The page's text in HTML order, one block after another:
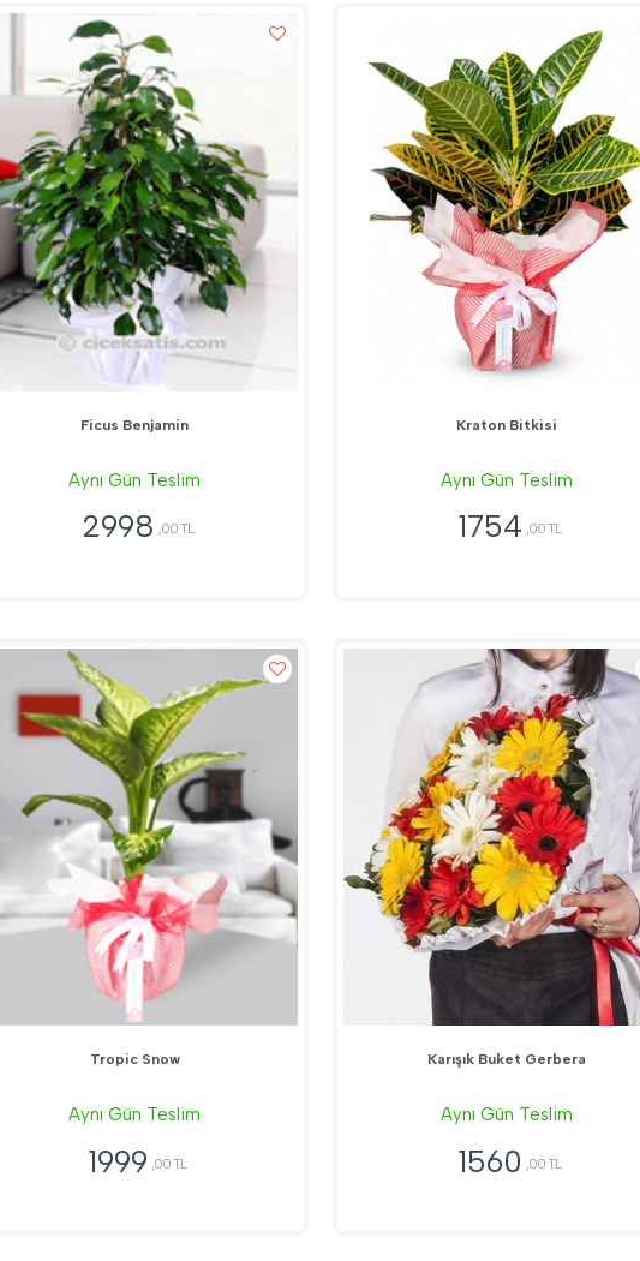
Ficus Benjamin
Aynı Gün Teslim
2998 ,00 TL
Kraton Bitkisi
Aynı Gün Teslim
1754 ,00 TL
Tropic Snow
Aynı Gün Teslim
1999 ,00 TL
Karışık Buket Gerbera
Aynı Gün Teslim
1560 ,00 TL